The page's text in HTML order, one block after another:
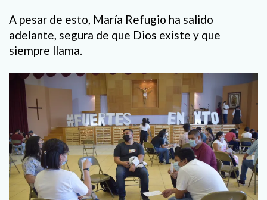
A pesar de esto, María Refugio ha salido
adelante, segura de que Dios existe y que
siempre llama.